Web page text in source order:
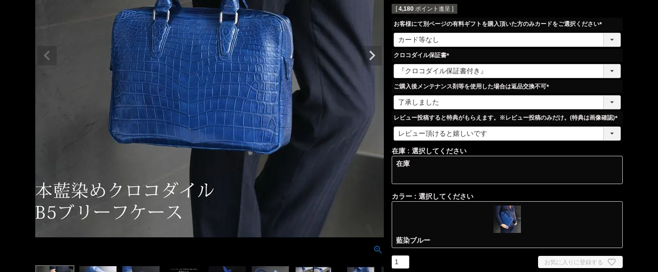
[ 4,180 ポイント進呈 ]
お客様にて別ページの有料ギフトを購入頂いた方のみカードをご選択ください
(
クロコダイル保証書
(
必
須
ご購入後メンテナンス剤等を使用した場合は返品交換不可
(
須
レビュー投稿すると特典がもらえます。※レビュー投稿のみだけ。(特典は画像確認)
(
)
在庫
選択してください
在庫
カラー 選択してください
藍染ブルー
お気に入りに登録する